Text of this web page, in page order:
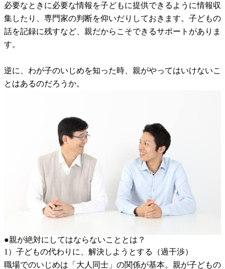
必要なときに必要な情報を子どもに提供できるように情報収
集したり、専門家の判断を仰いだりしておきます。子どもの
話を記録に残すなど、親だからこそできるサポートがありま
す。
逆に、わが子のいじめを知った時、親がやってはいけないこ
とはあるのだろうか。
●親が絶対にしてはならないこととは？
1）子どもの代わりに、解決しようとする（過干渉）
職場でのいじめは「大人同士」の関係が基本。親が子どもの